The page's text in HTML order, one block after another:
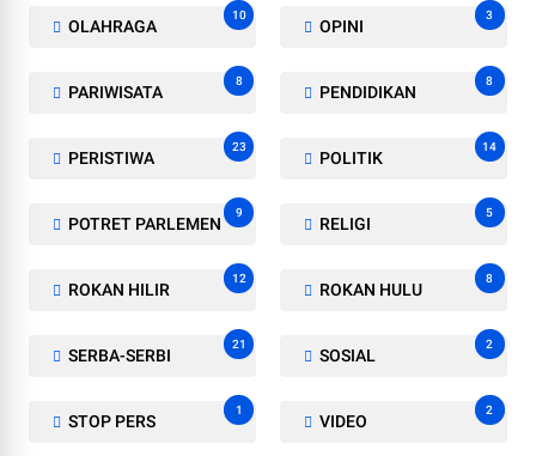
OLAHRAGA
10
OPINI
3
PARIWISATA
8
PENDIDIKAN
8
PERISTIWA
23
POLITIK
14
POTRET PARLEMEN
9
RELIGI
5
ROKAN HILIR
12
ROKAN HULU
8
SERBA-SERBI
21
SOSIAL
2
STOP PERS
1
VIDEO
2